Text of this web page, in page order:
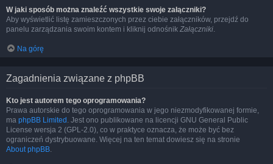
W jaki sposób można znaleźć wszystkie swoje załączniki?
Aby wyświetlić listę zamieszczonych przez ciebie załączników, przejdź do
panelu zarządzania swoim kontem i kliknij odnośnik Załączniki.
Na górę
Zagadnienia związane z phpBB
Kto jest autorem tego oprogramowania?
Prawa autorskie do tego oprogramowania w jego niezmodyfikowanej formie,
ma phpBB Limited . Jest ono publikowane na licencji GNU General Public
License wersja 2 (GPL-2.0), co w praktyce oznacza, że może być bez
ograniczeń dystrybuowane. Więcej na ten temat dowiesz się na stronie
About phpBB.